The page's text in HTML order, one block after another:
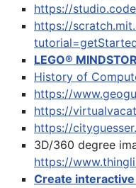
https://
https://
LEGO®
History of
https://
https://
https://
3D/360 degree
https://
Create